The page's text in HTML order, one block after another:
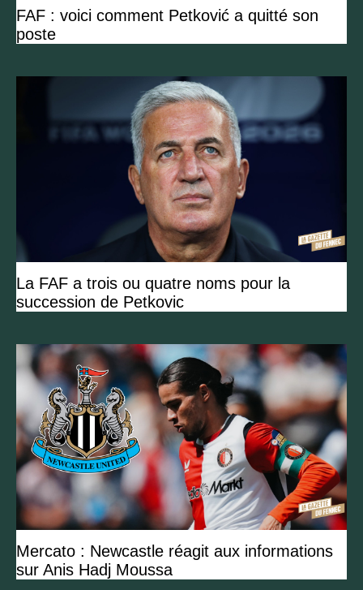
FAF : voici comment Petković a quitté son
poste
La FAF a trois ou quatre noms pour la
succession de Petkovic
Mercato : Newcastle réagit aux informations
sur Anis Hadj Moussa